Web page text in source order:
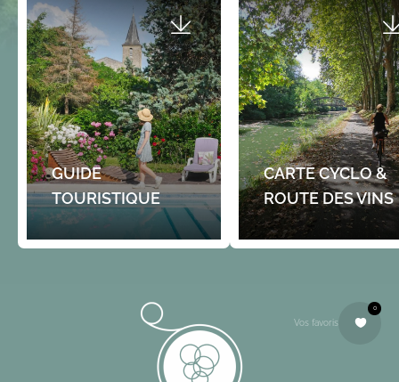
Chez Madame Poisson, on aime prendre son
temps…toutes les étapes de la production sont
faites à la main,…
Gratuit
Créé…
Gratuit
GUIDE
TOURISTIQUE
CARTE CYCLO &
ROUTE DES VINS
Vos favoris
0